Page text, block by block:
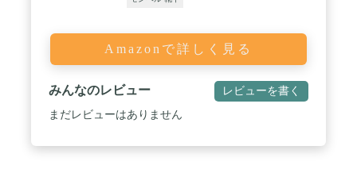
Amazonで詳しく見る
みんなのレビュー レビューを書く
まだレビューはありません